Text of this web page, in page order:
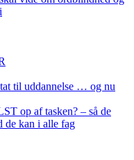
til uddannelse … og nu
op af tasken? – så de
de kan i alle fag